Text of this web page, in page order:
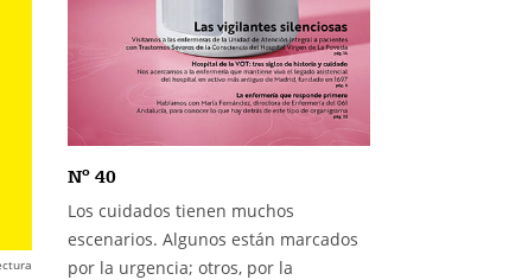
Nº 40
Los cuidados tienen muchos
escenarios. Algunos están marcados
por la urgencia; otros, por la